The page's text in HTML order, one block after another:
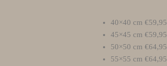
40×40 cm €59,95
45×45 cm €59,95
50×50 cm €64,95
55×55 cm €64,95